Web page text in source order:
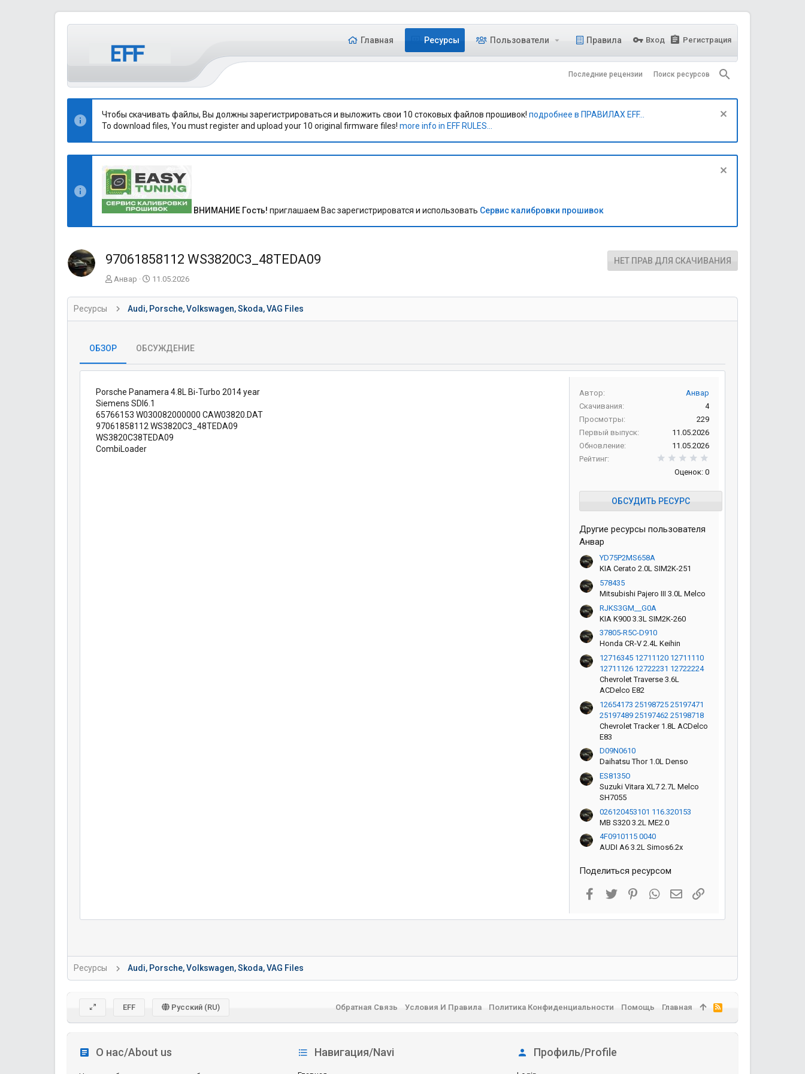
Главная Ресурсы Пользователи Правила Вход Регистрация
Последние рецензии Поиск ресурсов
Чтобы скачивать файлы, Вы должны зарегистрироваться и выложить свои 10 стоковых файлов прошивок! подробнее в ПРАВИЛАХ EFF...
To download files, You must register and upload your 10 original firmware files! more info in EFF RULES...
ВНИМАНИЕ Гость! приглашаем Вас зарегистрироватся и использовать Сервис калибровки прошивок
97061858112 WS3820C3_48TEDA09 НЕТ ПРАВ ДЛЯ СКАЧИВАНИЯ
А
т
о
р
Анвар
Д
т
а
с
з
д
а
я
11.05.2026
Ресурсы Audi, Porsche, Volkswagen, Skoda, VAG Files
ОБЗОР ОБСУЖДЕНИЕ
Porsche Panamera 4.8L Bi-Turbo 2014 year
Siemens SDI6.1
65766153 W030082000000 CAW03820.DAT
97061858112 WS3820C3_48TEDA09
WS3820C38TEDA09
CombiLoader
Автор
Анвар
Скачивания
4
Просмотры
229
Первый выпуск
11.05.2026
Обновление
11.05.2026
Рейтинг
Оценок: 0
ОБСУДИТЬ РЕСУРС
Другие ресурсы пользователя
Анвар
YD75P2MS658A
KIA Cerato 2.0L SIM2K-251
578435
Mitsubishi Pajero III 3.0L Melco
RJKS3GM__G0A
KIA K900 3.3L SIM2K-260
37805-R5C-D910
Honda CR-V 2.4L Keihin
12716345 12711120 12711110
12711126 12722231 12722224
Chevrolet Traverse 3.6L
ACDelco E82
12654173 25198725 25197471
25197489 25197462 25198718
Chevrolet Tracker 1.8L ACDelco
E83
D09N0610
Daihatsu Thor 1.0L Denso
ES8135O
Suzuki Vitara XL7 2.7L Melco
SH7055
026120453101 116.320153
MB S320 3.2L ME2.0
4F0910115 0040
AUDI A6 3.2L Simos6.2x
Поделиться ресурсом
Facebook
Twitter PinterestWhatsAppЭлектронная почта
Ссылка
Ресурсы Audi, Porsche, Volkswagen, Skoda, VAG Files
О нас/About us Навигация/Navi Профиль/Profile
EFF Русский (RU) Обратная Связь Условия И Правила Политика Конфиденциальности Помощь Главная
R
S
S